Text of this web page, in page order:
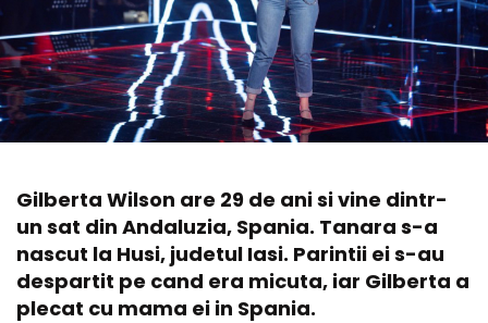
Gilberta Wilson are 29 de ani si vine dintr-
un sat din Andaluzia, Spania. Tanara s-a
nascut la Husi, judetul Iasi. Parintii ei s-au
despartit pe cand era micuta, iar Gilberta a
plecat cu mama ei in Spania.